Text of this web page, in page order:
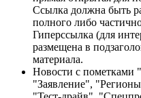
Ссылка должна быть
полного либо
Гиперссылка (для
размещена в
материала.
Новости с пометками
"Заявление",